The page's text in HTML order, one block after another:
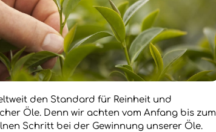
den Standard für Reinheit und
Öle. Denn wir achten vom Anfang bis zum
Schritt bei der Gewinnung unserer Öle.